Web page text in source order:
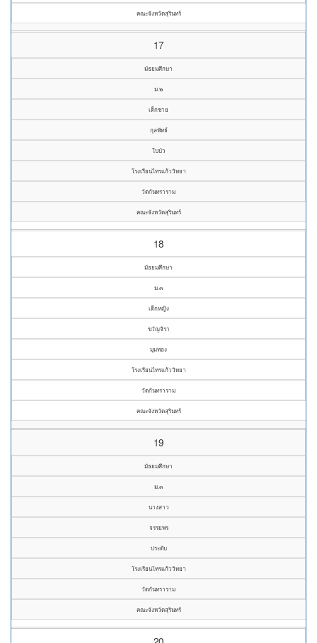
คณะจังหวัดสุรินทร์
17
มัธยมศึกษา
ม.๒
เด็กชาย
กุลพัทธ์
ใบบัว
โรงเรียนไทรแก้ววิทยา
วัดกันทราราม
คณะจังหวัดสุรินทร์
18
มัธยมศึกษา
ม.๓
เด็กหญิง
ขวัญจิรา
มุมทอง
โรงเรียนไทรแก้ววิทยา
วัดกันทราราม
คณะจังหวัดสุรินทร์
19
มัธยมศึกษา
ม.๓
นางสาว
จรรยพร
ประดับ
โรงเรียนไทรแก้ววิทยา
วัดกันทราราม
คณะจังหวัดสุรินทร์